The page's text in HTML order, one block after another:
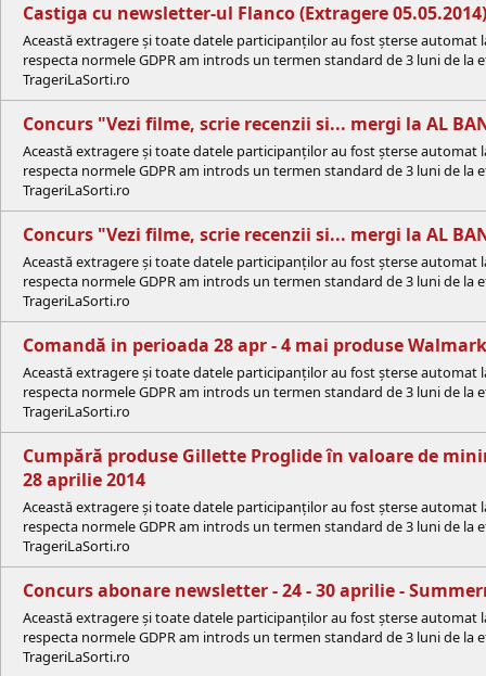
Castiga cu newsletter-ul Flanco (Extragere 05.05.2014)
Această extragere și toate datele participanților au fost șterse
respecta normele GDPR am introds un termen standard de 3 luni de
TrageriLaSorti.ro
Concurs "Vezi filme, scrie recenzii si... mergi la AL
Această extragere și toate datele participanților au fost șterse
respecta normele GDPR am introds un termen standard de 3 luni de
TrageriLaSorti.ro
Concurs "Vezi filme, scrie recenzii si... mergi la AL
Această extragere și toate datele participanților au fost șterse
respecta normele GDPR am introds un termen standard de 3 luni de
TrageriLaSorti.ro
Comandă in perioada 28 apr - 4 mai produse
Această extragere și toate datele participanților au fost șterse
respecta normele GDPR am introds un termen standard de 3 luni de
TrageriLaSorti.ro
Cumpără produse Gillette Proglide în valoare de
28 aprilie 2014
Această extragere și toate datele participanților au fost șterse
respecta normele GDPR am introds un termen standard de 3 luni de
TrageriLaSorti.ro
Concurs abonare newsletter - 24 - 30 aprilie -
Această extragere și toate datele participanților au fost șterse
respecta normele GDPR am introds un termen standard de 3 luni de
TrageriLaSorti.ro